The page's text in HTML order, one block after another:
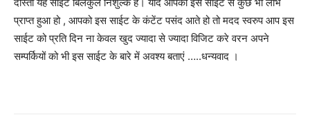
दोस्तों यह साईट बिलकुल निशुल्क है। यदि आपको इस साईट से कुछ भी लाभ
प्राप्त हुआ हो , आपको इस साईट के कंटेंट पसंद आते हो तो मदद स्वरुप आप इस
साईट को प्रति दिन ना केवल खुद ज्यादा से ज्यादा विजिट करे वरन अपने
सम्पर्कियों को भी इस साईट के बारे में अवश्य बताएं …..धन्यवाद ।